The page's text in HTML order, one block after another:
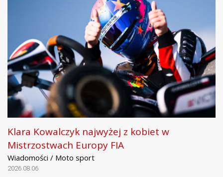
Klara Kowalczyk najwyżej z kobiet w
Mistrzostwach Europy FIA
Wiadomości / Moto sport
2026.08.06